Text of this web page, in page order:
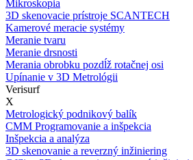
Mikroskopia
3D skenovacie prístroje SCANTECH
Kamerové meracie systémy
Meranie tvaru
Meranie drsnosti
Merania obrobku pozdĺž rotačnej osi
Upínanie v 3D Metrológii
Verisurf
X
Metrologický podnikový balík
CMM Programovanie a inšpekcia
Inšpekcia a analýza
3D skenovanie a reverzný inžiniering